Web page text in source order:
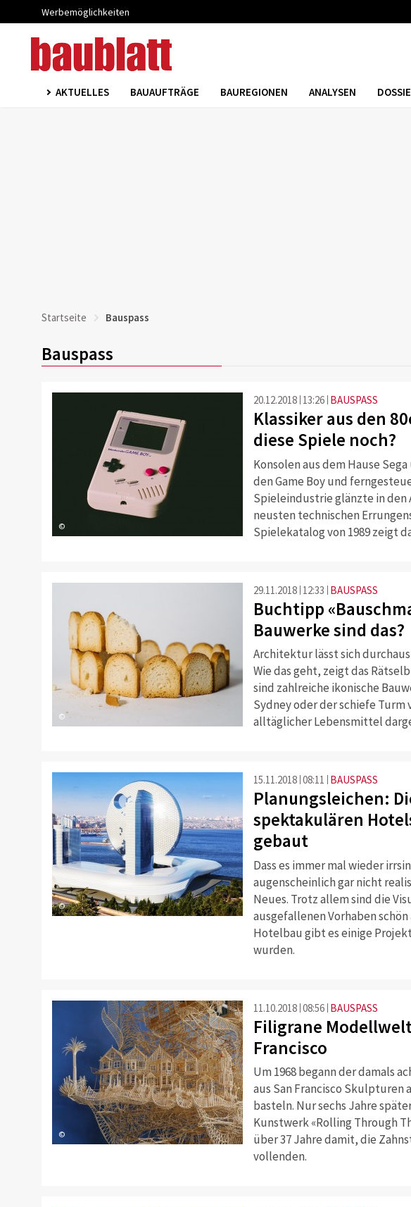
Werbemöglichkeiten
AKTUELLES BAUAUFTRÄGE BAUREGIONEN ANALYSEN
Startseite Bauspass
Bauspass
©
20.12.2018 13:26 BAUSPASS
Klassiker aus den
diese Spiele noch?
Konsolen aus dem Hause
den Game Boy und
Spieleindustrie glänzte in den
neusten technischen
Spielekatalog von 1989 zeigt
©
29.11.2018 12:33 BAUSPASS
Buchtipp
Bauwerke sind das?
Architektur lässt sich
Wie das geht, zeigt das
sind zahlreiche ikonische
Sydney oder der schiefe Turm
alltäglicher Lebensmittel
©
15.11.2018 08:11 BAUSPASS
Planungsleichen:
spektakulären
gebaut
Dass es immer mal wieder
augenscheinlich gar nicht
Neues. Trotz allem sind die
ausgefallenen Vorhaben schön
Hotelbau gibt es einige
wurden.
©
11.10.2018 08:56 BAUSPASS
Filigrane
Francisco
Um 1968 begann der damals
aus San Francisco Skulpturen
basteln. Nur sechs Jahre
Kunstwerk «Rolling Through
über 37 Jahre damit, die
vollenden.